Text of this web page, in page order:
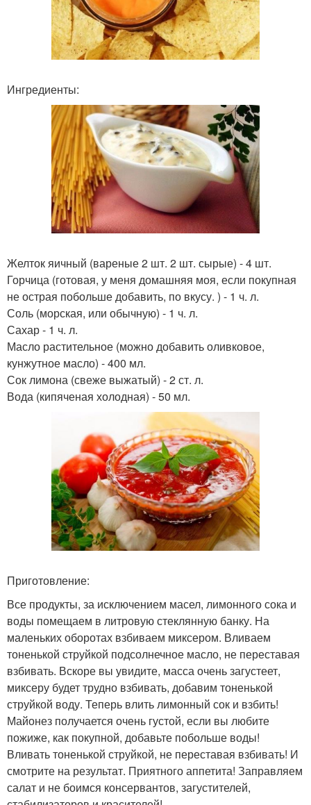
Ингредиенты:
Желток яичный (вареные 2 шт. 2 шт. сырые) - 4 шт.
Горчица (готовая, у меня домашняя моя, если покупная
не острая побольше добавить, по вкусу. ) - 1 ч. л.
Соль (морская, или обычную) - 1 ч. л.
Сахар - 1 ч. л.
Масло растительное (можно добавить оливковое,
кунжутное масло) - 400 мл.
Сок лимона (свеже выжатый) - 2 ст. л.
Вода (кипяченая холодная) - 50 мл.
Приготовление:
Все продукты, за исключением масел, лимонного сока и
воды помещаем в литровую стеклянную банку. На
маленьких оборотах взбиваем миксером. Вливаем
тоненькой струйкой подсолнечное масло, не переставая
взбивать. Вскоре вы увидите, масса очень загустеет,
миксеру будет трудно взбивать, добавим тоненькой
струйкой воду. Теперь влить лимонный сок и взбить!
Майонез получается очень густой, если вы любите
пожиже, как покупной, добавьте побольше воды!
Вливать тоненькой струйкой, не переставая взбивать! И
смотрите на результат. Приятного аппетита! Заправляем
салат и не боимся консервантов, загустителей,